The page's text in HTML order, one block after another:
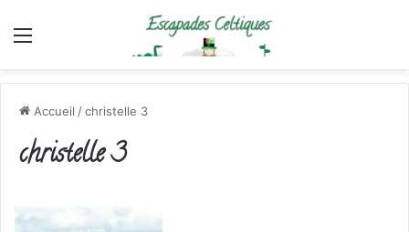
Menu
Accueil /christelle 3
christelle 3